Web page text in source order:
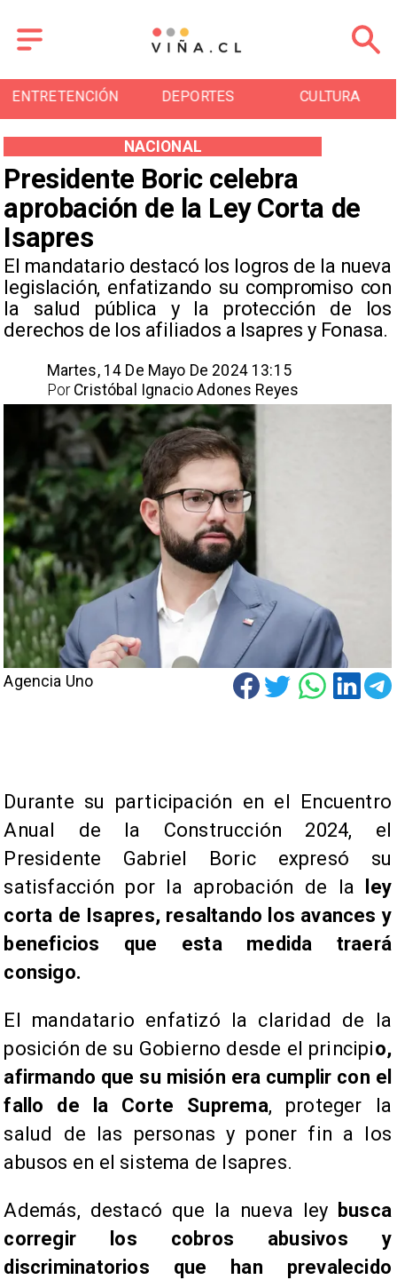
ENTRETENCIÓN DEPORTES CULTURA
Presidente Boric celebra
aprobación de la Ley Corta de
Isapres
​El mandatario destacó los logros de la nueva
legislación, enfatizando su compromiso con
la salud pública y la protección de los
derechos de los afiliados a Isapres y Fonasa.
NACIONAL
Martes, 14 De Mayo De 2024 13:15
Cristóbal Ignacio Adones Reyes
Por
Agencia Uno
Durante su participación en el Encuentro
Anual de la Construcción 2024, el
Presidente Gabriel Boric expresó su
satisfacción por la aprobación de la
ley
corta de Isapres, resaltando los avances y
beneficios que esta medida traerá
consigo.
El mandatario enfatizó la claridad de la
posición de su Gobierno desde el principio,
afirmando que su misión era cumplir con el
fallo de la Corte Suprema, proteger la
salud de las personas y poner fin a los
abusos en el sistema de Isapres.
Además, destacó que la nueva ley busca
corregir los cobros abusivos y
discriminatorios que han prevalecido